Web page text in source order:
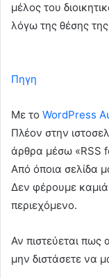
μέλος του
λόγω της θέσης
Πηγη
Με το WordPress
Πλέον στην
άρθρα μέσω «RSS
Από όποια σελίδα
Δεν φέρουμε
περιεχόμενο.
Αν πιστεύεται πως
μην διστάσετε να